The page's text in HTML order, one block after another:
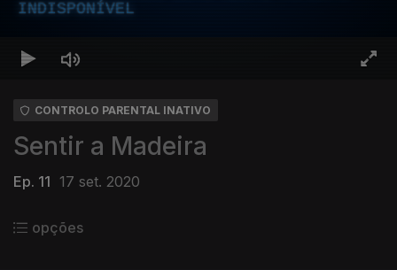
INDISPONÍVEL
CONTROLO PARENTAL INATIVO
Sentir a Madeira
Ep. 11 17 set. 2020
opções